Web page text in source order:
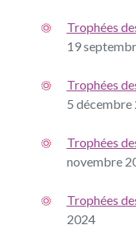
Trophées
19
Trophées
5 décembre
Trophées
novembre
Trophées
2024